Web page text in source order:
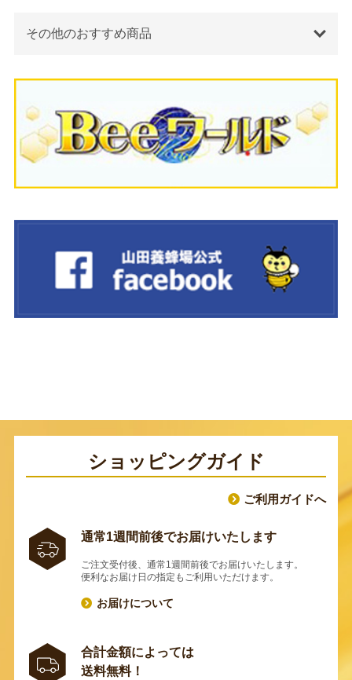
その他のおすすめ商品
ショッピングガイド
ご利用ガイドへ
通常1週間前後でお届けいたします
ご注文受付後、通常1週間前後でお届けいたします。
便利なお届け日の指定もご利用いただけます。
お届けについて
合計金額によっては
送料無料！